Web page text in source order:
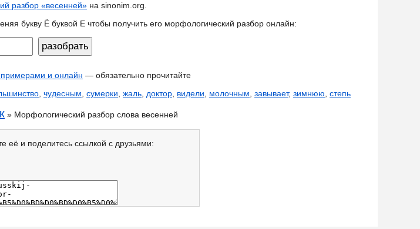
разбор «весенней» на sinonim.org.
букву Ё буквой Е чтобы получить его морфологический разбор онлайн:
и онлайн — обязательно прочитайте
чудесным сумерки жаль доктор видели молочным завывает, зимнюю степь
» Морфологический разбор слова весенней
её и поделитесь ссылкой с друзьями: